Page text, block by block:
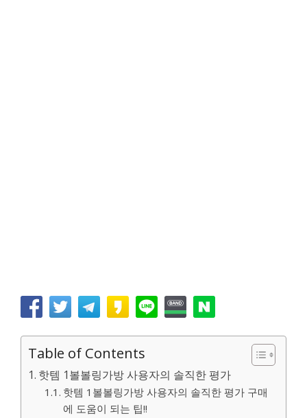
Table of Contents
핫템 1볼볼링가방 사용자의 솔직한 평가
핫템 1볼볼링가방 사용자의 솔직한 평가 구매
에 도움이 되는 팁!!